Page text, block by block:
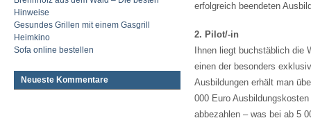
erfolgreich beendeten
2. Pilot/-in
Ihnen liegt buchstäblich
einen der besonders
Ausbildungen erhält man
000 Euro
abbezahlen – was bei ab 5
Hinweise
Gesundes Grillen mit einem Gasgrill
Heimkino
Sofa online bestellen
Neueste Kommentare